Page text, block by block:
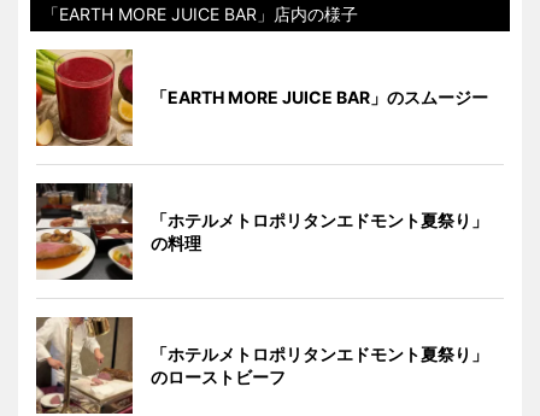
「EARTH MORE JUICE BAR」店内の様子
「EARTH MORE JUICE BAR」のスムージー
「ホテルメトロポリタンエドモント夏祭り」
の料理
「ホテルメトロポリタンエドモント夏祭り」
のローストビーフ